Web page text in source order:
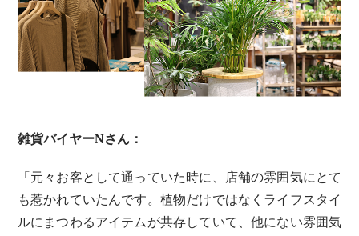
雑貨バイヤーNさん：
「元々お客として通っていた時に、店舗の雰囲気にとて
も惹かれていたんです。植物だけではなくライフスタイ
ルにまつわるアイテムが共存していて、他にない雰囲気